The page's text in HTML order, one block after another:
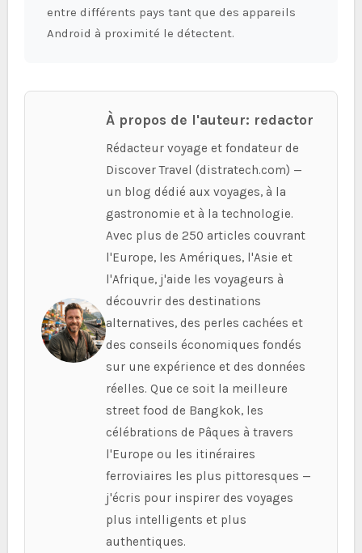
entre différents pays tant que des appareils
Android à proximité le détectent.
À propos de l'auteur: redactor
Rédacteur voyage et fondateur de
Discover Travel (distratech.com) —
un blog dédié aux voyages, à la
gastronomie et à la technologie.
Avec plus de 250 articles couvrant
l'Europe, les Amériques, l'Asie et
l'Afrique, j'aide les voyageurs à
découvrir des destinations
alternatives, des perles cachées et
des conseils économiques fondés
sur une expérience et des données
réelles. Que ce soit la meilleure
street food de Bangkok, les
célébrations de Pâques à travers
l'Europe ou les itinéraires
ferroviaires les plus pittoresques —
j'écris pour inspirer des voyages
plus intelligents et plus
authentiques.